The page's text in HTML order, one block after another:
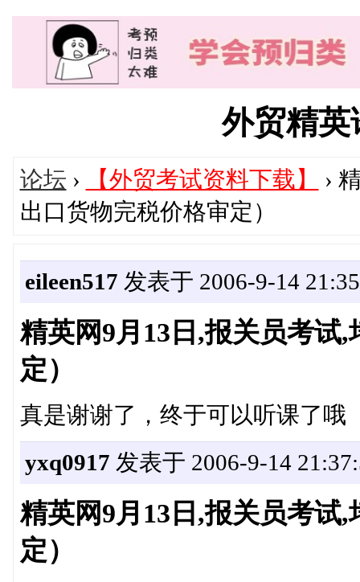
外贸精
论坛 › 【外贸考试资料下载】
›
出口货物完税价格审定）
eileen517 发表于 2006-9-14
精英网9月13日,报关员考试
定）
真是谢谢了，终于可以听课了哦
yxq0917 发表于 2006-9-14
精英网9月13日,报关员考试
定）